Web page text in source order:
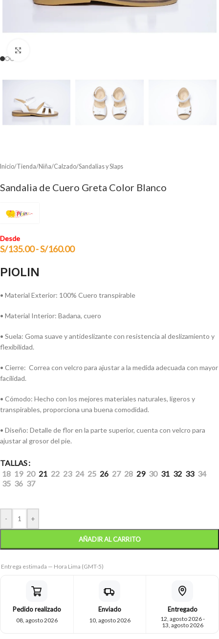
Inicio/Tienda/Niña/Calzado/Sandalias y Slaps
Sandalia de Cuero Greta Color Blanco
Desde
S/135.00-S/160.00
PIOLIN
• Material Exterior: 100% Cuero transpirable
• Material Interior: Badana, cuero
• Suela: Goma suave y antideslizante con resistencia al deslizamiento y
flexibilidad.
• Cierre: Correa con velcro para ajustar a la medida adecuada con mayor
facilidad.
• Cómodo: Hecho con los mejores materiales naturales, ligeros y
transpirables, proporciona una buena comodidad.
• Diseño: Detalle de flor en la parte superior, cuenta con velcro para
ajustar al grosor del pie.
TALLAS
18 19 20 21 22 23 24 25 26 27 28 29 30 31 32 33 34
35 36 37
- +
AÑADIR AL CARRITO
Entrega estimada — Hora Lima (GMT-5)
Pedido realizado
08, agosto 2026
Enviado
10, agosto 2026
Entregado
12, agosto 2026 -
13, agosto 2026